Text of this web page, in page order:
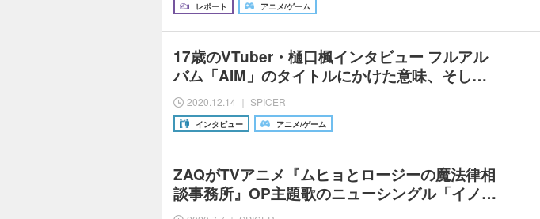
レポート アニメ/ゲーム
17歳のVTuber・樋口楓インタビュー フルアル
バム「AIM」のタイトルにかけた意味、そし…
2020.12.14 ｜ SPICER
インタビュー アニメ/ゲーム
ZAQがTVアニメ『ムヒョとロージーの魔法律相
談事務所』OP主題歌のニューシングル「イノ…